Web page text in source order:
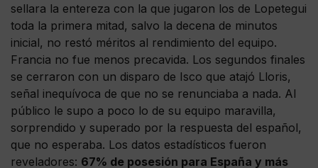
sellara la entereza con la que jugaron los de Lopetegui
toda la primera mitad, salvo la decena de minutos
inicial, no restó méritos al rendimiento del equipo.
Francia no fue menos precavida. Los segundos finales
se cerraron con un disparo de Isco que atajó Lloris,
señal inequívoca de que no se renunciaba a nada. Al
público le supo a poco lo de su equipo maravilla,
sorprendido y superado por la respuesta del español,
que no esperaba. Los datos estadísticos fueron
reveladores: 67% de posesión para España y más